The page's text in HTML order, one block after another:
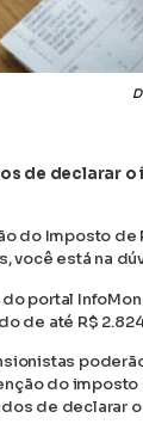
de declarar
do Imposto
você está na
portal
de até R$
do
de declarar